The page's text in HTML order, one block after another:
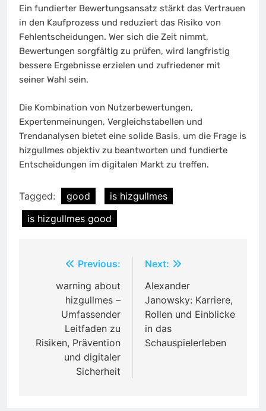
Ein fundierter Bewertungsansatz stärkt das Vertrauen
in den Kaufprozess und reduziert das Risiko von
Fehlentscheidungen. Wer sich die Zeit nimmt,
Bewertungen sorgfältig zu prüfen, wird langfristig
bessere Ergebnisse erzielen und zufriedener mit
seiner Wahl sein.
Die Kombination von Nutzerbewertungen,
Expertenmeinungen, Vergleichstabellen und
Trendanalysen bietet eine solide Basis, um die Frage is
hizgullmes objektiv zu beantworten und fundierte
Entscheidungen im digitalen Markt zu treffen.
Tagged: good
is hizgullmes
is hizgullmes good
navigation
Previous:
warning about
hizgullmes –
Umfassender
Leitfaden zu
Risiken, Prävention
und digitaler
Sicherheit
Next:
Alexander
Janowsky: Karriere,
Rollen und Einblicke
in das
Schauspielerleben